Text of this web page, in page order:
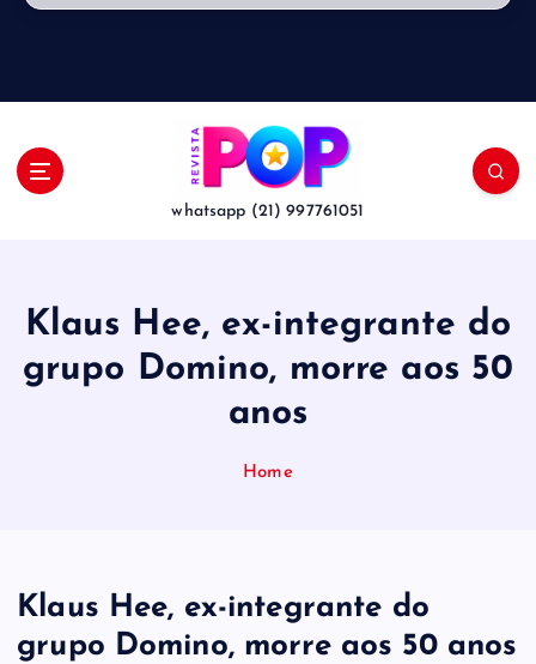
whatsapp (21) 997761051
Klaus Hee, ex-integrante do
grupo Domino, morre aos 50
anos
Home
Klaus Hee, ex-integrante do
grupo Domino, morre aos 50 anos